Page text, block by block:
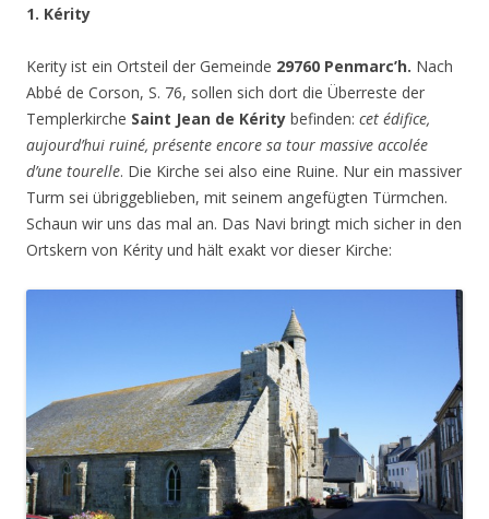
1. Kérity
Kerity ist ein Ortsteil der Gemeinde 29760 Penmarc’h. Nach
Abbé de Corson, S. 76, sollen sich dort die Überreste der
Templerkirche Saint Jean de Kérity befinden: cet édifice,
aujourd’hui ruiné, présente encore sa tour massive accolée
d’une tourelle. Die Kirche sei also eine Ruine. Nur ein massiver
Turm sei übriggeblieben, mit seinem angefügten Türmchen.
Schaun wir uns das mal an. Das Navi bringt mich sicher in den
Ortskern von Kérity und hält exakt vor dieser Kirche: